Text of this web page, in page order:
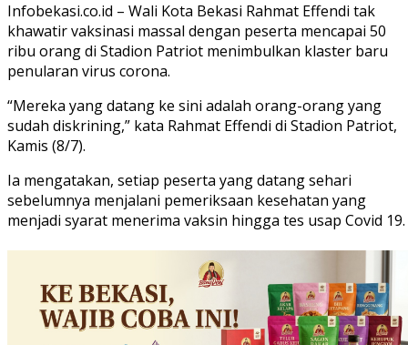
Infobekasi.co.id – Wali Kota Bekasi Rahmat Effendi tak
khawatir vaksinasi massal dengan peserta mencapai 50
ribu orang di Stadion Patriot menimbulkan klaster baru
penularan virus corona.
“Mereka yang datang ke sini adalah orang-orang yang
sudah diskrining,” kata Rahmat Effendi di Stadion Patriot,
Kamis (8/7).
Ia mengatakan, setiap peserta yang datang sehari
sebelumnya menjalani pemeriksaan kesehatan yang
menjadi syarat menerima vaksin hingga tes usap Covid 19.